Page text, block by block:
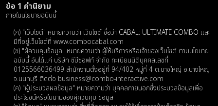
ข้อ 1 ค่านิยาม
ภายในนโยบายฉบับนี้
(ก) "เว็บไซต์" หมายความว่า เว็บไซต์ ชื่อว่า CABAL: ULTIMATE COMBO และ
มีที่อยู่เว็บไซต์ที่ www.combocabal.com
(ข) "ผู้ควบคุมข้อมูล" หมายความว่า ผู้ให้บริการหรือเจ้าของเว็บไซต์ ตามนโยบาย
ฉบับนี้ อันได้แก่ บริษัท ซีบีซอฟท์ จำกัด ทะเบียนนิติบุคคลเลขที่
0125566036499 สํานักงานตั้งอยู่ที่ 94/402 หมู่ที่ 4 ต.บางใหญ่ อ.บางใหญ่
จ.นนทบุรี ติดต่อ business@combo-interactive.com
(ค) "ผู้ประมวลผลข้อมูล" หมายความว่า บุคคลภายนอกซึ่งประมวลข้อมูลเพื่อ
ประโยชน์หรือในนามของผู้ควบคุม ข้อมูล